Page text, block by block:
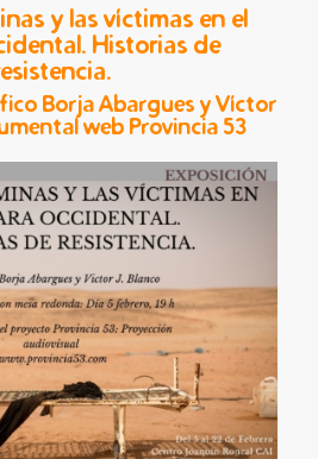
y las víctimas en el
Historias de
Borja Abargues y Víctor
web Provincia 53